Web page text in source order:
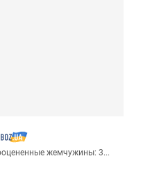
жемчужины: 3...